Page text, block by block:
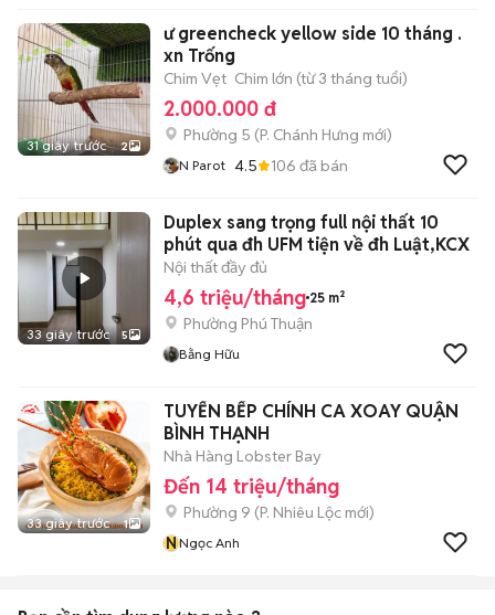
31 giây trước 2
ư greencheck yellow side 10 tháng .
xn Trống
Chim Vẹt Chim lớn (từ 3 tháng tuổi)
2.000.000 đ
Phường 5 (P. Chánh Hưng mới)
N Parot 4.5 106 đã bán
33 giây trước 5
Duplex sang trọng full nội thất 10
phút qua đh UFM tiện về đh Luật,KCX
Nội thất đầy đủ
4,6 triệu/tháng 25 m²
Phường Phú Thuận
Bằng Hữu
33 giây trước 1
TUYỂN BẾP CHÍNH CA XOAY QUẬN
BÌNH THẠNH
Nhà Hàng Lobster Bay
Đến 14 triệu/tháng
Phường 9 (P. Nhiêu Lộc mới)
NNgọc Anh